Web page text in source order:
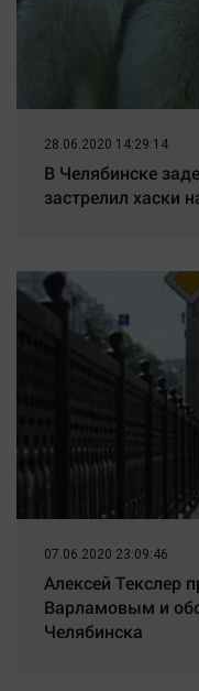
28.06.2020 14:29:14
В Челябинске
застрелил хаски
07.06.2020 23:09:46
Алексей Текслер
Варламовым и
Челябинска